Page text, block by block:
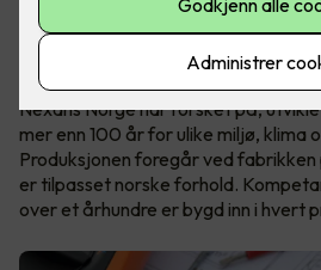
Over 100 år med norsk
kabelkompetanse
Nexans Norge har forsket på,
mer enn 100 år for ulike miljø, klima
Produksjonen foregår ved fabrikken
er tilpasset norske forhold.
over et århundre er bygd inn i hvert